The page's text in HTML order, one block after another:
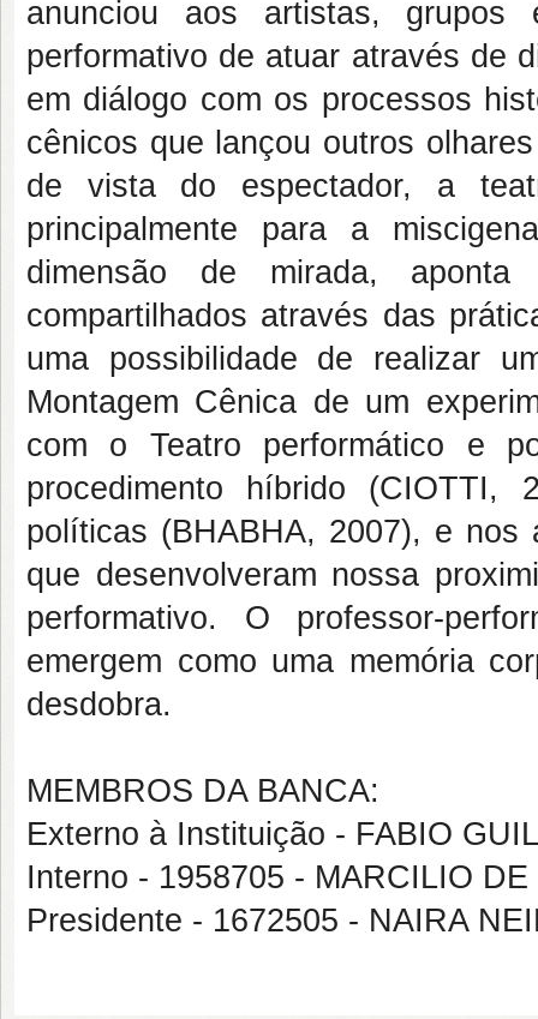
anunciou aos artistas,
performativo de atuar através de
em diálogo com os processos
cênicos que lançou outros
de vista do espectador, a
principalmente para a
dimensão de mirada,
compartilhados através das
uma possibilidade de realizar
Montagem Cênica de um
com o Teatro performático e
procedimento híbrido
políticas (BHABHA, 2007), e nos
que desenvolveram nossa
performativo. O professor-
emergem como uma memória
desdobra.
MEMBROS DA BANCA:
Externo à Instituição - FABIO
Interno - 1958705 - MARCILIO
Presidente - 1672505 - NAIRA